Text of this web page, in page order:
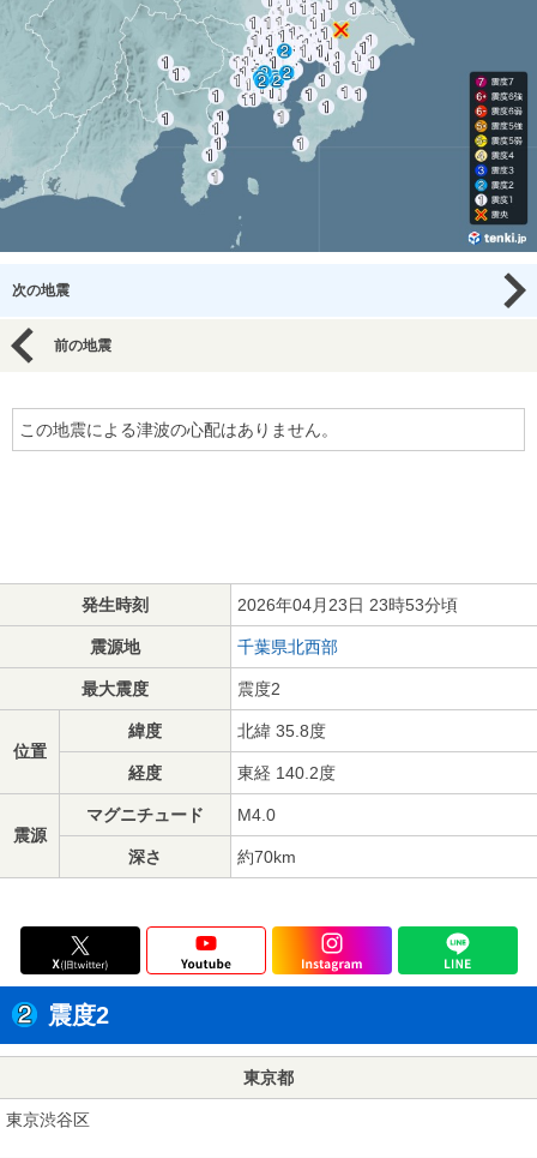
次の地震
前の地震
この地震による津波の心配はありません。
発生時刻 2026年04月23日 23時53分頃
震源地 千葉県北西部
最大震度 震度2
位置
緯度 北緯 35.8度
経度 東経 140.2度
震源
マグニチュード M4.0
深さ 約70km
震度2
東京都
東京渋谷区